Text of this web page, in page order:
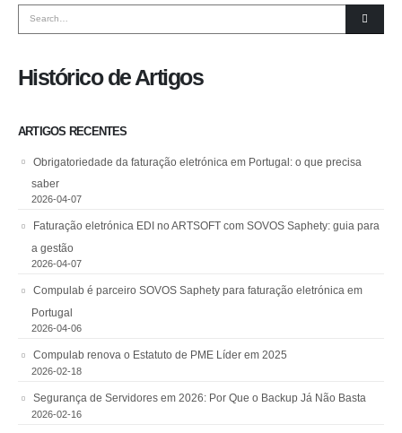
Histórico de Artigos
ARTIGOS RECENTES
Obrigatoriedade da faturação eletrónica em Portugal: o que precisa
saber
2026-04-07
Faturação eletrónica EDI no ARTSOFT com SOVOS Saphety: guia para
a gestão
2026-04-07
Compulab é parceiro SOVOS Saphety para faturação eletrónica em
Portugal
2026-04-06
Compulab renova o Estatuto de PME Líder em 2025
2026-02-18
Segurança de Servidores em 2026: Por Que o Backup Já Não Basta
2026-02-16